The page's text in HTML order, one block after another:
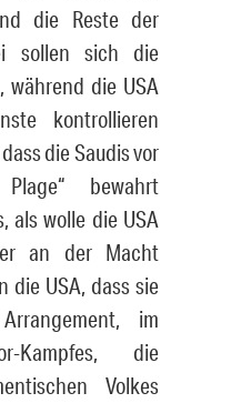
die Reste der
sollen sich die
die USA
kontrollieren
die Saudis vor
bewahrt
als wolle die USA
an der Macht
die USA, dass sie
im
Kampfes, die
Volkes